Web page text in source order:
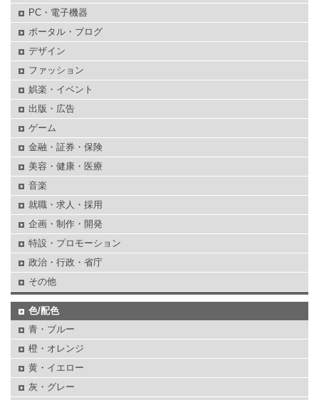
PC・電子機器
ポータル・ブログ
デザイン
ファッション
娯楽・イベント
出版・広告
ゲーム
金融・証券・保険
美容・健康・医療
音楽
就職・求人・採用
企画・制作・開発
特設・プロモーション
政治・行政・省庁
その他
色/配色
青・ブルー
橙・オレンジ
黄・イエロー
灰・グレー